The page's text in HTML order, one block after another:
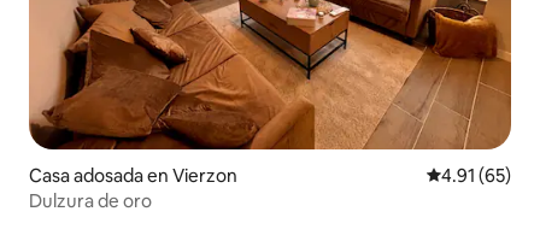
Casa adosada en Vierzon Calificación
4.91 (65)
Dulzura de oro